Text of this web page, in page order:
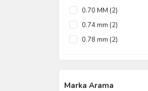
0.70 MM (2)
0.74 mm (2)
0.78 mm (2)
1.050 mm (2)
Marka Arama